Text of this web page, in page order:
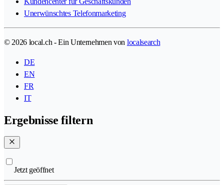
Unerwünschtes Telefonmarketing
© 2026 local.ch - Ein Unternehmen von localsearch
DE
EN
FR
IT
Ergebnisse filtern
Jetzt geöffnet